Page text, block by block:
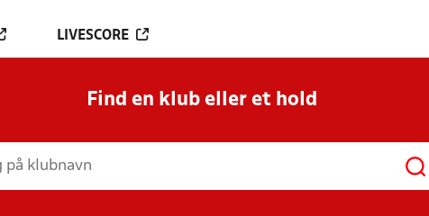
LIVESCORE
Find en klub eller et hold